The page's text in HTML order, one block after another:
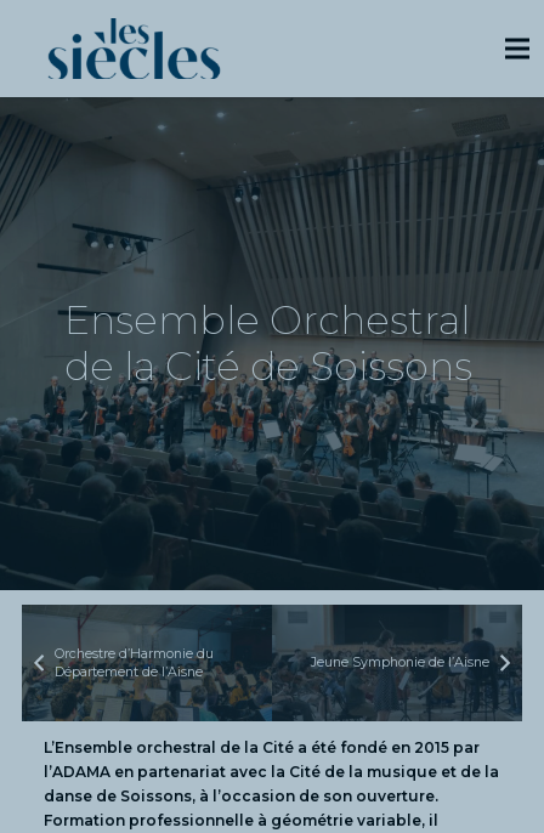
Ensemble Orchestral
de la Cité de Soissons
Orchestre d’Harmonie du
Département de l’Aisne
Jeune Symphonie de l’Aisne
L’Ensemble orchestral de la Cité a été fondé en 2015 par
l’ADAMA en partenariat avec la Cité de la musique et de la
danse de Soissons, à l’occasion de son ouverture.
Formation professionnelle à géométrie variable, il